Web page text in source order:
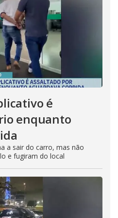
é
enquanto
a sair do carro, mas não
e fugiram do local